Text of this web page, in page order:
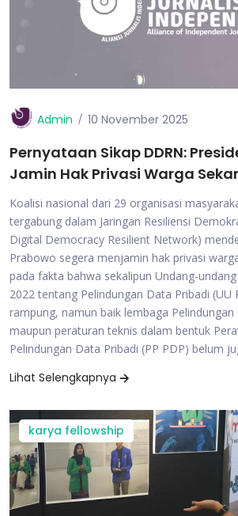
Admin 10 November 2025
Pernyataan Sikap DDRN:
Jamin Hak Privasi Warga
Koalisi nasional dari 29 organisasi
tergabung dalam Jaringan Resiliensi
Digital Democracy Resilient Network)
Prabowo segera menjamin hak privasi
pada fakta bahwa sekalipun Undang-
2022 tentang Pelindungan Data Pribadi (UU
rampung, namun baik lembaga Pelindungan
maupun peraturan teknis dalam bentuk
Pelindungan Data Pribadi (PP PDP) belum
Lihat Selengkapnya
karya fellowship